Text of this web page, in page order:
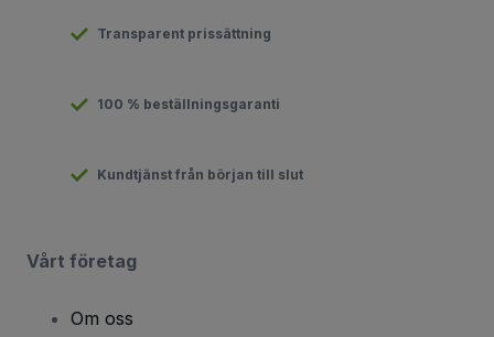
Transparent prissättning
100 % beställningsgaranti
Kundtjänst från början till slut
Vårt företag
Om oss